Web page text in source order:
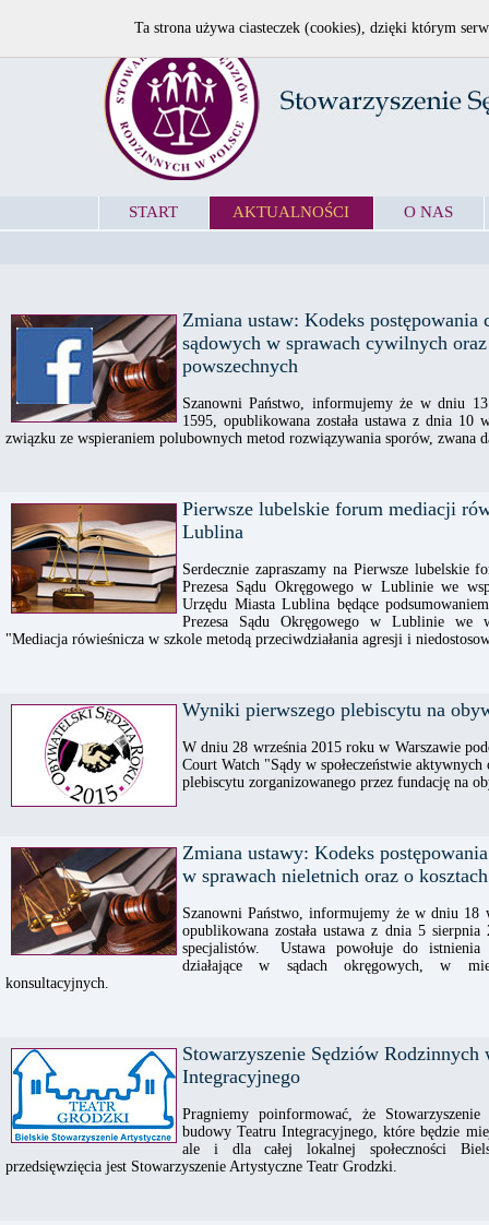
START AKTUALNOŚCI O NAS
Zmiana ustaw: Kodeks
sądowych w sprawach cywilnych
powszechnych
Szanowni Państwo, informujemy że w dniu
1595, opublikowana została ustawa z dnia
związku ze wspieraniem polubownych metod rozwiązywania sporów, zwana
Pierwsze lubelskie forum mediacji
Lublina
Serdecznie zapraszamy na Pierwsze lubelskie
Prezesa Sądu Okręgowego w Lublinie we
Urzędu Miasta Lublina będące
Prezesa Sądu Okręgowego w Lublinie we
"Mediacja rówieśnicza w szkole metodą przeciwdziałania agresji i
Wyniki pierwszego plebiscytu na
W dniu 28 września 2015 roku w Warszawie
Court Watch "Sądy w społeczeństwie
plebiscytu zorganizowanego przez fundację na
Zmiana ustawy: Kodeks
w sprawach nieletnich oraz o
Szanowni Państwo, informujemy że w dniu
opublikowana została ustawa z dnia 5
specjalistów. Ustawa powołuje do istnienia
działające w sądach okręgowych, w
konsultacyjnych.
Stowarzyszenie Sędziów Rodzinnych
Integracyjnego
Pragniemy poinformować, że
budowy Teatru Integracyjnego, które będzie
ale i dla całej lokalnej społeczności
przedsięwzięcia jest Stowarzyszenie Artystyczne Teatr Grodzki.
Ta strona używa ciasteczek (cookies), dzięki którym